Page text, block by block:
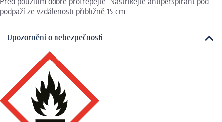
Před použitím dobře protřepejte. Nastříkejte antiperspirant pod
podpaží ze vzdálenosti přibližně 15 cm.
Upozornění o nebezpečnosti